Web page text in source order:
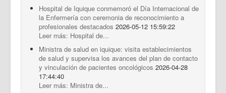
Hospital de Iquique conmemoró el Día Internacional de
la Enfermería con ceremonia de reconocimiento a
profesionales destacados 2026-05-12 15:59:22
Leer más: Hospital de...
Ministra de salud en iquique: visita establecimientos
de salud y supervisa los avances del plan de contacto
y vinculación de pacientes oncológicos 2026-04-28
17:44:40
Leer más: Ministra de...